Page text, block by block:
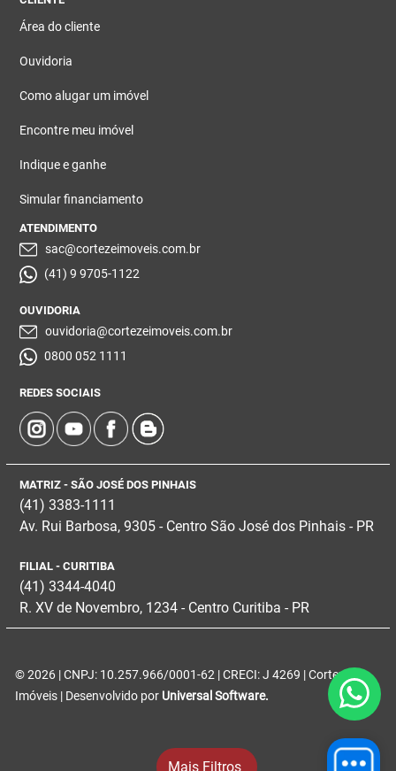
Mais Filtros
Área do cliente
Ouvidoria
Como alugar um imóvel
Encontre meu imóvel
Indique e ganhe
Simular financiamento
ATENDIMENTO
sac@cortezeimoveis.com.br
(41) 9 9705-1122
OUVIDORIA
ouvidoria@cortezeimoveis.com.br
0800 052 1111
REDES SOCIAIS
MATRIZ - SÃO JOSÉ DOS PINHAIS
(41) 3383-1111
Av. Rui Barbosa, 9305 - Centro São José dos Pinhais - PR
FILIAL - CURITIBA
(41) 3344-4040
R. XV de Novembro, 1234 - Centro Curitiba - PR
© 2026 | CNPJ: 10.257.966/0001-62 | CRECI: J 4269 | Corteze
Imóveis | Desenvolvido por Universal Software.